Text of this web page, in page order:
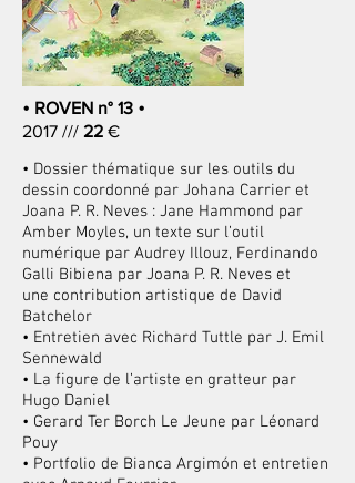
• ROVEN n° 13 •
2017 /// 22 €
• Dossier thématique sur les outils du
dessin coordonné par Johana Carrier et
Joana P. R. Neves : Jane Hammond par
Amber Moyles, un texte sur l’outil
numérique par Audrey Illouz, Ferdinando
Galli Bibiena par Joana P. R. Neves et
une contribution artistique de David
Batchelor
• Entretien avec Richard Tuttle par J. Emil
Sennewald
• La figure de l’artiste en gratteur par
Hugo Daniel
• Gerard Ter Borch Le Jeune par Léonard
Pouy
• Portfolio de Bianca Argimón et entretien